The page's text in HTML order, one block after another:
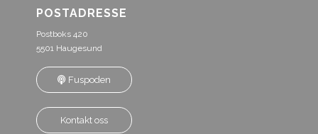
POSTADRESSE
Postboks 420
5501 Haugesund
Fuspoden
Kontakt oss